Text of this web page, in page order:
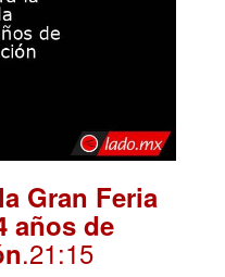
Gran Feria
años de
.21:15